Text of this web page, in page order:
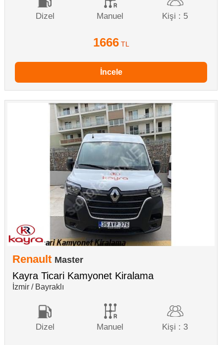
Dizel Manuel Kişi : 5
1666 TL
İncele
Renault Master
Kayra Ticari Kamyonet Kiralama
İzmir / Bayraklı
Dizel Manuel Kişi : 3